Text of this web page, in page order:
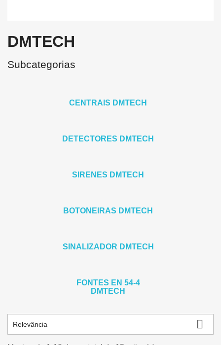
DMTECH
Subcategorias
CENTRAIS DMTECH
DETECTORES DMTECH
SIRENES DMTECH
BOTONEIRAS DMTECH
SINALIZADOR DMTECH
FONTES EN 54-4
DMTECH
Relevância 